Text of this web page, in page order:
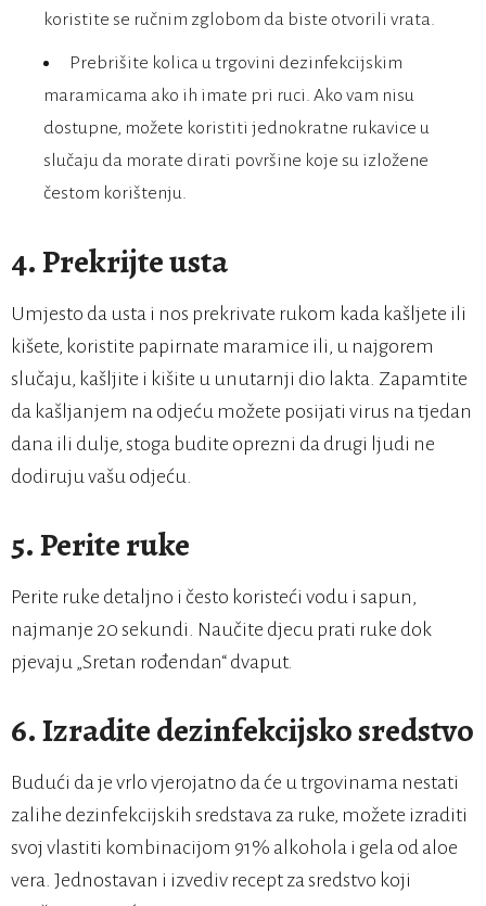
koristite se ručnim zglobom da biste otvorili vrata.
Prebrišite kolica u trgovini dezinfekcijskim
maramicama ako ih imate pri ruci. Ako vam nisu
dostupne, možete koristiti jednokratne rukavice u
slučaju da morate dirati površine koje su izložene
čestom korištenju.
4. Prekrijte usta
Umjesto da usta i nos prekrivate rukom kada kašljete ili
kišete, koristite papirnate maramice ili, u najgorem
slučaju, kašljite i kišite u unutarnji dio lakta. Zapamtite
da kašljanjem na odjeću možete posijati virus na tjedan
dana ili dulje, stoga budite oprezni da drugi ljudi ne
dodiruju vašu odjeću.
5. Perite ruke
Perite ruke detaljno i često koristeći vodu i sapun,
najmanje 20 sekundi. Naučite djecu prati ruke dok
pjevaju „Sretan rođendan“ dvaput.
6. Izradite dezinfekcijsko sredstvo
Budući da je vrlo vjerojatno da će u trgovinama nestati
zalihe dezinfekcijskih sredstava za ruke, možete izraditi
svoj vlastiti kombinacijom 91% alkohola i gela od aloe
vera. Jednostavan i izvediv recept za sredstvo koji